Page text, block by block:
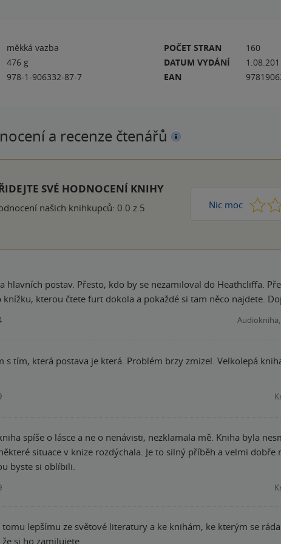
měkká vazba
476 g
978-1-906332-87-7
POČET STRAN
160
DATUM VYDÁNÍ
EAN
a recenze čtenářů
SVÉ HODNOCENÍ KNIHY
našich knihkupců: 0.0 z 5 Nic moc 1 2 3
hlavních postav. Přesto, kdo by se nezamiloval do Heathcliffa.
kterou čtete furt dokola a pokaždé si tam něco najdete.
Audiokniha,
s tím, která postava je která. Problém brzy zmizel. Velkolepá
spíše o lásce a ne o nenávisti, nezklamala mě. Kniha byla
situace v knize rozdýchala. Je to silný příběh a velmi dobře
byste si oblíbili.
lepšímu ze světové literatury a ke knihám, ke kterým se
si ho zamilujete.